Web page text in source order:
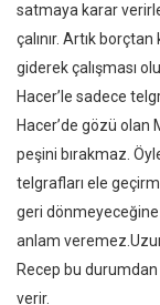
satmaya karar
çalınır. Artık
giderek çalışması
Hacer’le sadece
Hacer’de gözü olan
peşini bırakmaz.
telgrafları ele
geri
anlam
Recep bu
verir.